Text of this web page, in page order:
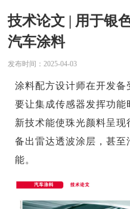
技术论文 | 用于银
汽车涂料
发布时间： 2025-04-03
涂料配方设计师在开发
要让集成传感器发挥功
新技术能使珠光颜料呈现
备出雷达透波涂层，甚
能。